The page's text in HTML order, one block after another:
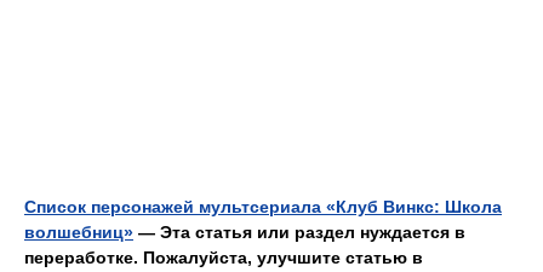
Список персонажей мультсериала «Клуб Винкс: Школа
волшебниц» — Эта статья или раздел нуждается в
переработке. Пожалуйста, улучшите статью в